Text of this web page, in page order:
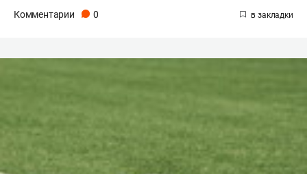
Комментарии 0